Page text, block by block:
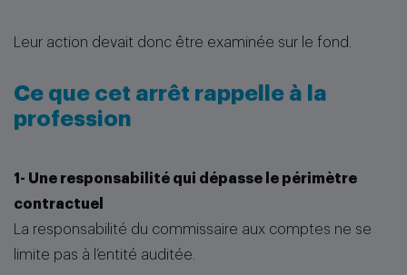
Leur action devait donc être examinée sur le fond.
Ce que cet arrêt rappelle à la
profession
1- Une responsabilité qui dépasse le périmètre
contractuel
La responsabilité du commissaire aux comptes ne se
limite pas à l’entité auditée.